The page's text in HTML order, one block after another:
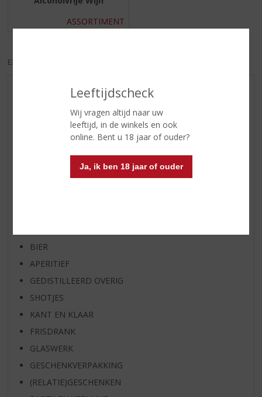
Leeftijdscheck
Wij vragen altijd naar uw
leeftijd, in de winkels en ook
online. Bent u 18 jaar of ouder?
Ja, ik ben 18 jaar of ouder
ASSORTIMENT
EXCL. BTW
AANBIEDINGEN
WIJN VAN DE MAAND
WHISKY VAN DE MAAND
BIER VAN DE MAAND
SPIRIT VAN DE MAAND
BIER
APERITIEF
GEDISTILLEERD OVERIG
SHOTJES
KANT EN KLAAR
FRISDRANK
GLASWERK
GESCHENKVERPAKKING
(RELATIE)GESCHENKEN